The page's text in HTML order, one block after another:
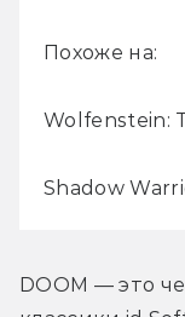
Похоже на:
Wolfenstein:
Shadow
DOOM — это